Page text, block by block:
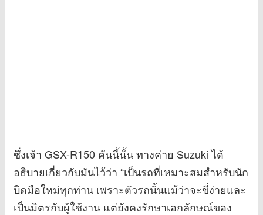
ซึ่งเจ้า GSX-R150 คันนี้นั้น ทางค่าย Suzuki ได้
อธิบายเกี่ยวกับมันไว้ว่า “เป็นรถที่เหมาะสมสำหรับนัก
บิดมือใหม่ทุกท่าน เพราะตัวรถนั้นแม้ว่าจะขี่ง่ายและ
เป็นมิตรกับผู้ใช้งาน แต่ยังคงรักษาเอกลักษณ์ของ